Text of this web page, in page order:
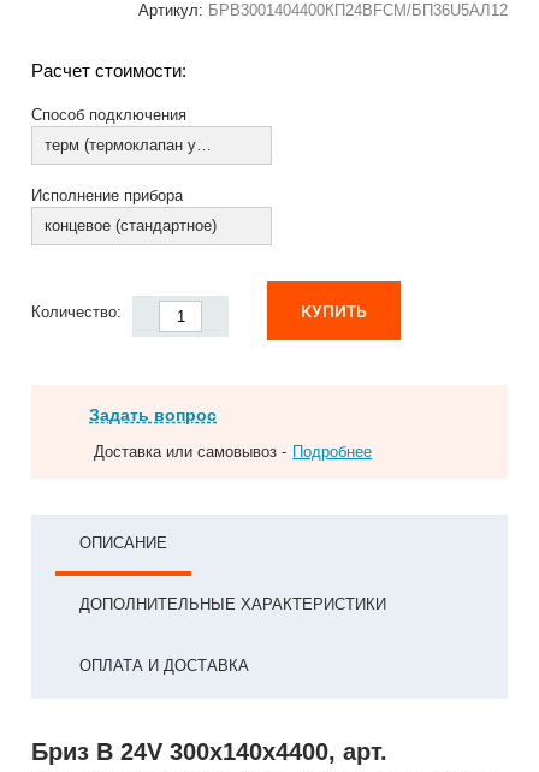
Артикул: БРВ3001404400КП24ВFCM/БП36U5АЛ12
Расчет стоимости:
Способ подключения
терм (термоклапан установлен)
Исполнение прибора
концевое (стандартное)
Количество: КУПИТЬ
Задать вопрос
Доставка или самовывоз - Подробнее
ОПИСАНИЕ
ДОПОЛНИТЕЛЬНЫЕ ХАРАКТЕРИСТИКИ
ОПЛАТА И ДОСТАВКА
Бриз В 24V 300x140x4400, арт.